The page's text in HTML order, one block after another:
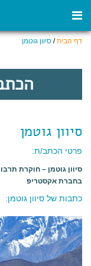
דף הבית/ סיוון גוטמן
סיוון גוטמן
פרטי הכתב/ת:
סיוון גוטמן – חוקרת
בחברת אקסטריפ
כתבות של סיוון גוטמן: